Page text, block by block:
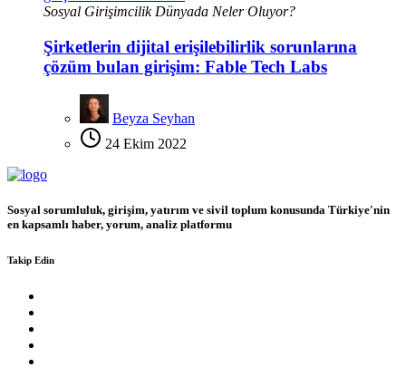
Sosyal Girişimcilik Dünyada Neler Oluyor?
Şirketlerin dijital erişilebilirlik sorunlarına
çözüm bulan girişim: Fable Tech Labs
Beyza Seyhan
24 Ekim 2022
Sosyal sorumluluk, girişim, yatırım ve sivil toplum konusunda Türkiye'nin
en kapsamlı haber, yorum, analiz platformu
Takip Edin